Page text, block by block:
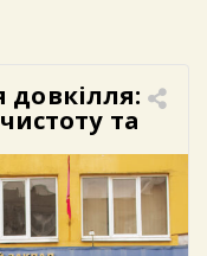
фейки
довкілля:
та